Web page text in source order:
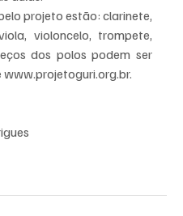
projeto estão: clarinete,
violoncelo, trompete,
dos polos podem ser